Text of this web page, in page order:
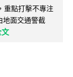
重點打擊不專注
地面交通警截